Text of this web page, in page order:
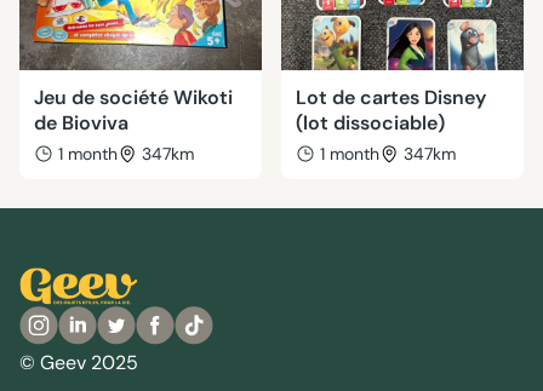
Jeu de société Wikoti
de Bioviva
1 month 347km
Lot de cartes Disney
(lot dissociable)
1 month 347km
© Geev 2025